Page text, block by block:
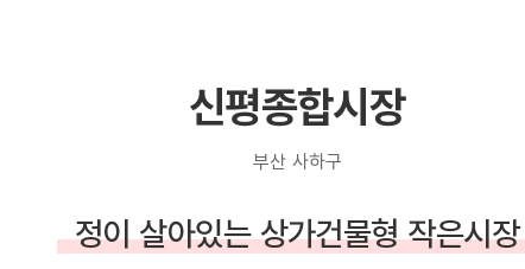
신평종합시장
부산 사하구
정이 살아있는 상가건물형 작은시장